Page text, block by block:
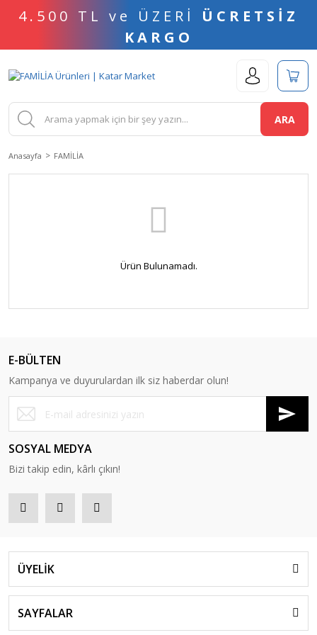
4.500 TL ve ÜZERİ ÜCRETSİZ
KARGO
ARA
Anasayfa FAMİLİA
Ürün Bulunamadı.
E-BÜLTEN
Kampanya ve duyurulardan ilk siz haberdar olun!
SOSYAL MEDYA
Bizi takip edin, kârlı çıkın!
ÜYELİK
SAYFALAR